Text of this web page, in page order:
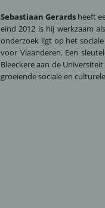
Sebastiaan Gerards heeft
eind 2012 is hij werkzaam
onderzoek ligt op het
voor Vlaanderen. Een
Bleeckere aan de
groeiende sociale en